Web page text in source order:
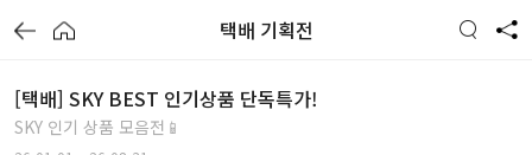
택배 기획전
[택배] SKY BEST 인기상품 단독특가!
SKY 인기 상품 모음전📱